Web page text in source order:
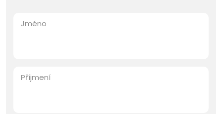
Jméno
Příjmení